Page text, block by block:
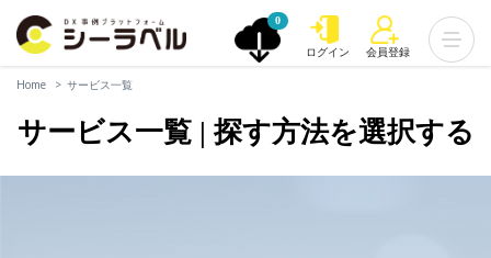
0
ログイン 会員登録
Home サービス一覧
サービス一覧 | 探す方法を選択する